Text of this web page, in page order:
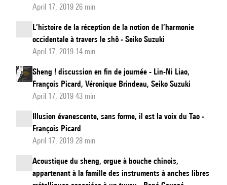
April 17, 2019 26 min
L’histoire de la réception de la notion de l’harmonie
occidentale à travers le shô - Seiko Suzuki
April 17, 2019 14 min
Sheng ! discussion en fin de journée - Lin-Ni Liao,
François Picard, Véronique Brindeau, Seiko Suzuki
April 17, 2019 43 min
Illusion évanescente, sans forme, il est la voix du Tao -
François Picard
April 17, 2019 28 min
Acoustique du sheng, orgue à bouche chinois,
appartenant à la famille des instruments à anches libres